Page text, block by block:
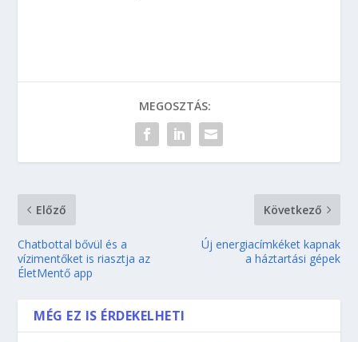
MEGOSZTÁS:
Előző
Chatbottal bővül és a
vízimentőket is riasztja az
ÉletMentő app
Következő
Új energiacímkéket kapnak
a háztartási gépek
MÉG EZ IS ÉRDEKELHETI